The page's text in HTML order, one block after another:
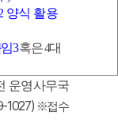
양식 활용
3혹은4대
운영사무국
1027) ※접수